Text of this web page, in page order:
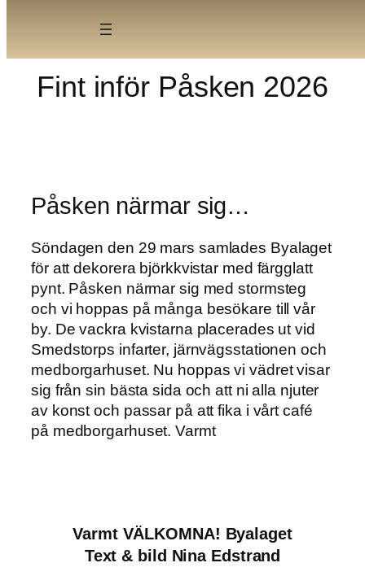
to
contentFint inför Påsken 2026
Påsken närmar sig…
Söndagen den 29 mars samlades Byalaget
för att dekorera björkkvistar med färgglatt
pynt. Påsken närmar sig med stormsteg
och vi hoppas på många besökare till vår
by. De vackra kvistarna placerades ut vid
Smedstorps infarter, järnvägsstationen och
medborgarhuset. Nu hoppas vi vädret visar
sig från sin bästa sida och att ni alla njuter
av konst och passar på att fika i vårt café
på medborgarhuset. Varmt
Varmt VÄLKOMNA! Byalaget
Text & bild Nina Edstrand